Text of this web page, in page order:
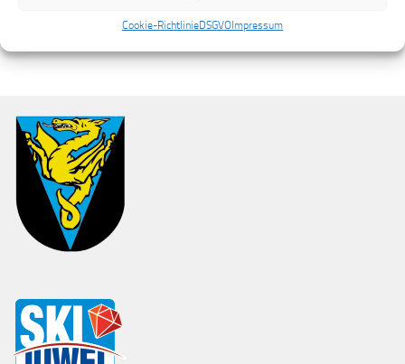
Cookie-RichtlinieDSGVO Impressum